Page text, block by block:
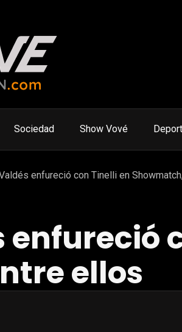
Sociedad Show Vové
enfureció con Tinelli en
enfureció
ellos